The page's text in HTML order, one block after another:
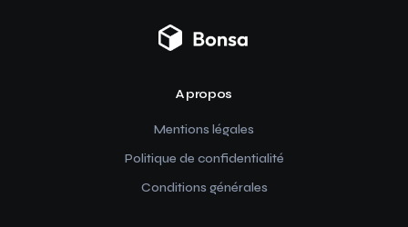
A propos
Mentions légales
Politique de confidentialité
Conditions générales